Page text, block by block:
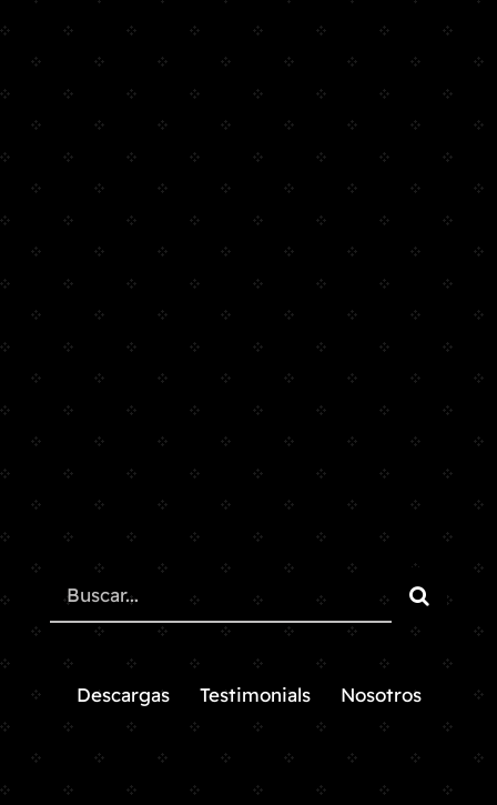
Search
for:
Descargas Testimonials Nosotros